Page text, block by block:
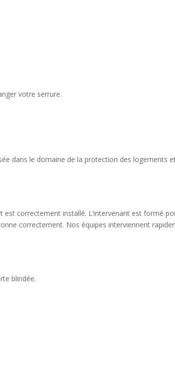
votre serrure.
dans le domaine de la protection des logements
correctement installé. L’intervenant est formé
correctement. Nos équipes interviennent
blindée.